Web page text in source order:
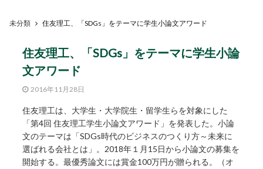
未分類 住友理工、「SDGs」をテーマに学生小論文アワード
住友理工、「SDGs」をテーマに学生小論
文アワード
2016年11月28日
住友理工は、大学生・大学院生・留学生らを対象にした
「第4回 住友理工学生小論文アワード」を発表した。小論
文のテーマは「SDGs時代のビジネスのつくり方～未来に
選ばれる会社とは」。2018年１月15日から小論文の募集を
開始する。最優秀論文には賞金100万円が贈られる。（オ